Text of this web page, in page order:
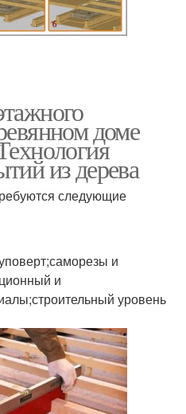
доме
из дерева
следующие
и
и
уровень